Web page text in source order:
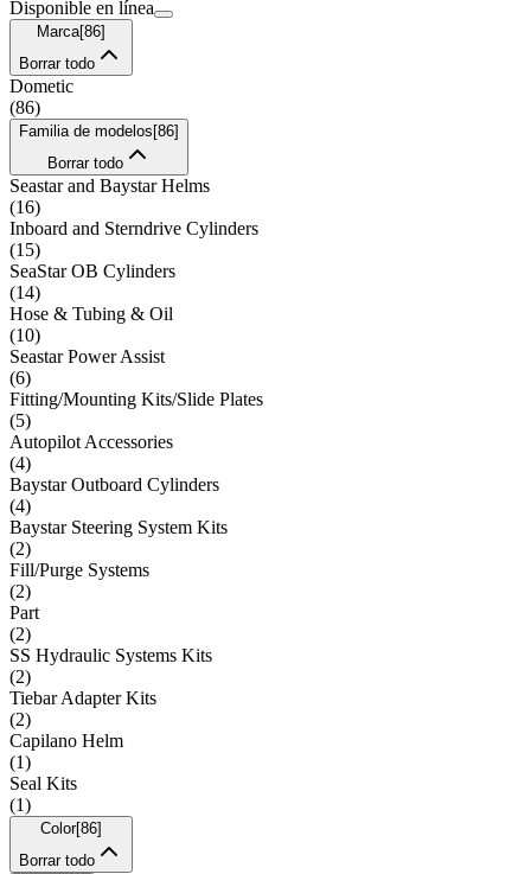
Disponible en línea
Marca[86]
Borrar todo
Dometic
(86)
Familia de modelos [86]
Borrar todo
Seastar and Baystar Helms
(16)
Inboard and Sterndrive Cylinders
(15)
SeaStar OB Cylinders
(14)
Hose & Tubing & Oil
(10)
Seastar Power Assist
(6)
Fitting/Mounting Kits/Slide Plates
(5)
Autopilot Accessories
(4)
Baystar Outboard Cylinders
(4)
Baystar Steering System Kits
(2)
Fill/Purge Systems
(2)
Part
(2)
SS Hydraulic Systems Kits
(2)
Tiebar Adapter Kits
(2)
Capilano Helm
(1)
Seal Kits
(1)
Color[86]
Borrar todo